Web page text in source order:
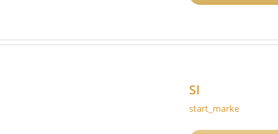
SI
start_marke